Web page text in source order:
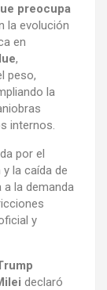
preocupa
la evolución
en
,
peso,
la
internos.
por el
la caída de
a la demanda
y
declaró